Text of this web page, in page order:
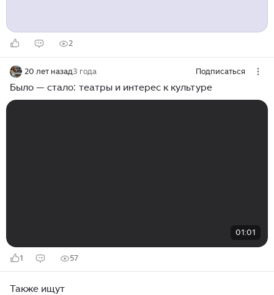
2
20 лет назад3 года Подписаться
Было — стало: театры и интерес к культуре
01:01
1 57
Также ищут